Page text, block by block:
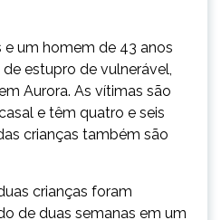
um homem de 43 anos
estupro de vulnerável,
Aurora. As vítimas são
e têm quatro e seis
crianças também são
crianças foram
de duas semanas em um